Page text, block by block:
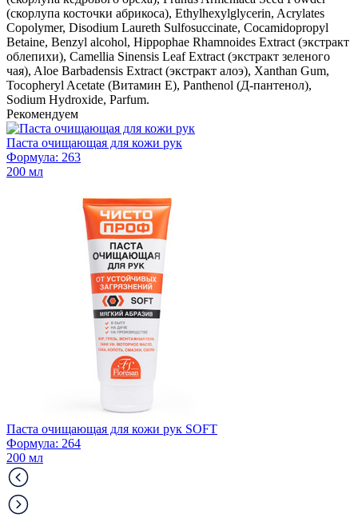
(скорлупа косточки абрикоса), Ethylhexylglycerin, Acrylates
Copolymer, Disodium Laureth Sulfosuccinate, Cocamidopropyl
Betaine, Benzyl alcohol, Hippophae Rhamnoides Extract (экстракт
облепихи), Camellia Sinensis Leaf Extract (экстракт зеленого
чая), Aloe Barbadensis Extract (экстракт алоэ), Xanthan Gum,
Tocopheryl Acetate (Витамин Е), Panthenol (Д-пантенол),
Sodium Hydroxide, Parfum.
Рекомендуем
Паста очищающая для кожи рук
Формула: 263
200 мл
Паста очищающая для кожи рук SOFT
Формула: 264
200 мл